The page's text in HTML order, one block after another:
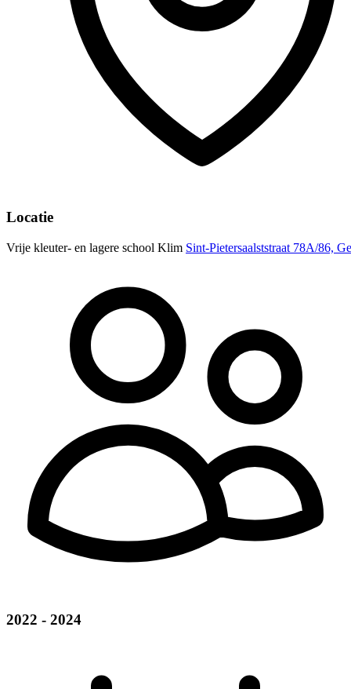
Locatie
Vrije kleuter- en lagere school Klim Sint-Pietersaalststraat 78A/86,
2022 - 2024